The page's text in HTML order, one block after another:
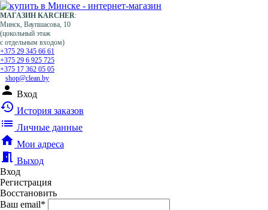
МАГАЗИН KARCHER:
Минск, Ваупшасова, 10
(цокольный этаж
с отдельным входом)
+375 29 345 66 61
+375 29 6 925 725
+375 17 362 05 05
shop@clean.by
person Вход
history История заказов
list Личные данные
home Мои адреса
meeting_room Выход
Вход
Регистрация
Восстановить
Ваш email*